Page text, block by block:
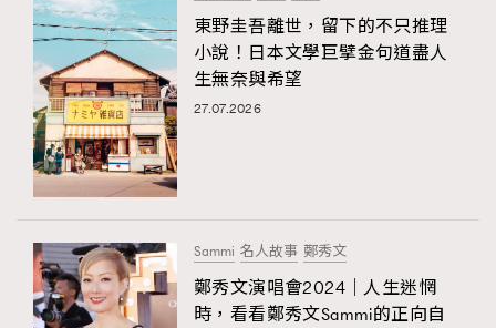
東野圭吾離世，留下的不只推理
小說！日本文學巨擘金句道盡人
生無奈與希望
27.07.2026
Sammi 名人故事 鄭秀文
鄭秀文演唱會2024｜人生迷惘
時，看看鄭秀文Sammi的正向自